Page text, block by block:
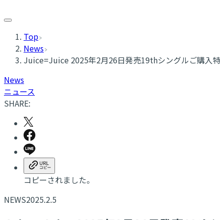
Top
News
Juice=Juice 2025年2月26日発売19thシングルご購入
News
ニュース
SHARE:
コピーされました。
NEWS2025.2.5